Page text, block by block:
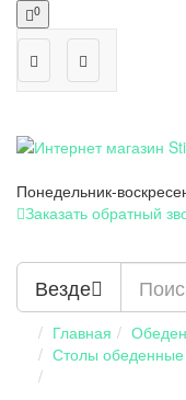
0
Понедельник-
Заказать обратный
Везде
Главная
Столы обеденные